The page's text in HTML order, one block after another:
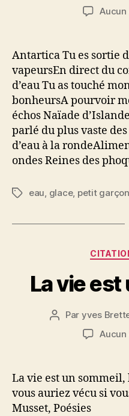
Antartica Tu es sortie
vapeursEn direct du
d’eau Tu as touché
bonheursA pourvoir
échos Naïade
parlé du plus vaste
d’eau à la
ondes Reines des
Étiquettes
eau, glace, petit garçon
La vie
Auteur
Par yves
La vie est un sommeil,
vous auriez vécu si
Musset, Poésies